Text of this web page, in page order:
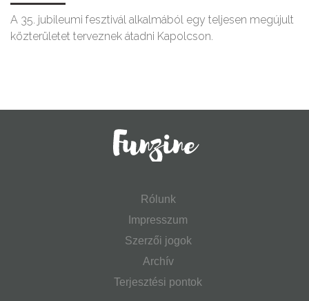
A 35. jubileumi fesztivál alkalmából egy teljesen megújult
közterületet terveznek átadni Kapolcson.
Rólunk
Impresszum
Szerzői jogok
Archív
Terjesztési pontok